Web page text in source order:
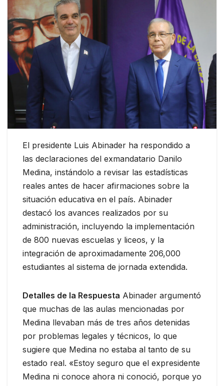
El presidente Luis Abinader ha respondido a
las declaraciones del exmandatario Danilo
Medina, instándolo a revisar las estadísticas
reales antes de hacer afirmaciones sobre la
situación educativa en el país. Abinader
destacó los avances realizados por su
administración, incluyendo la implementación
de 800 nuevas escuelas y liceos, y la
integración de aproximadamente 206,000
estudiantes al sistema de jornada extendida.
Detalles de la Respuesta Abinader argumentó
que muchas de las aulas mencionadas por
Medina llevaban más de tres años detenidas
por problemas legales y técnicos, lo que
sugiere que Medina no estaba al tanto de su
estado real. «Estoy seguro que el expresidente
Medina ni conoce ahora ni conoció, porque yo